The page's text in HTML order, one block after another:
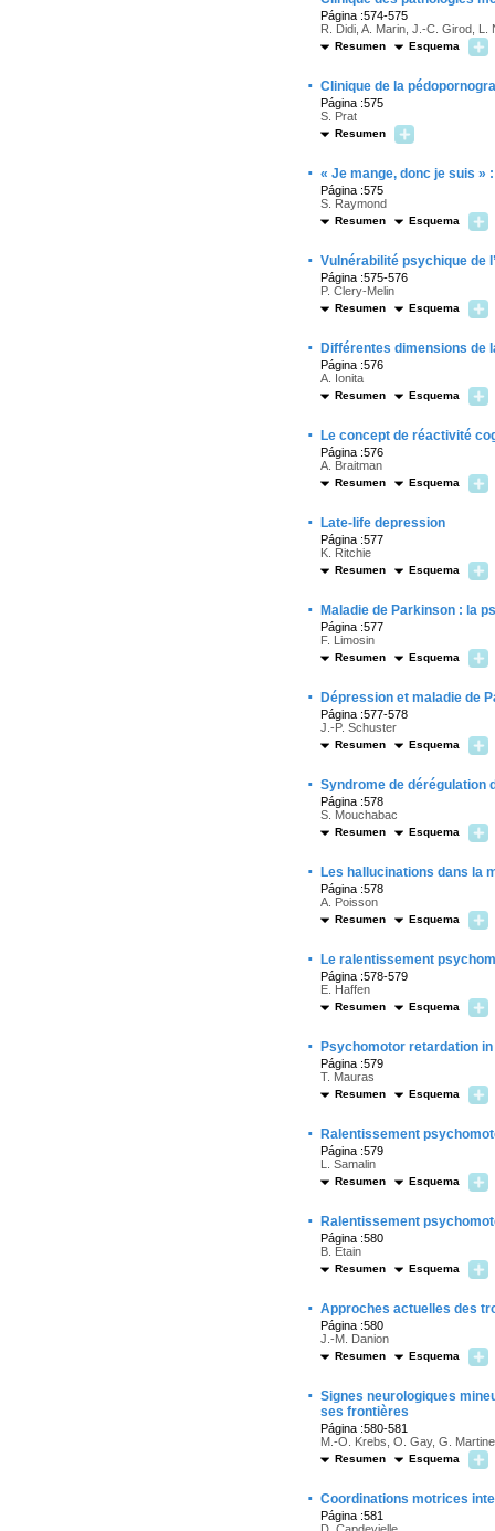
Página :574-575
R. Didi, A. Marin, J.-C. Girod, L.
Resumen Esquema
· Clinique de la
Página :575
S. Prat
Resumen
· « Je mange, donc je suis »
Página :575
S. Raymond
Resumen Esquema
· Vulnérabilité psychique de
Página :575-576
P. Clery-Melin
Resumen Esquema
· Différentes dimensions de
Página :576
A. Ionita
Resumen Esquema
· Le concept de réactivité
Página :576
A. Braitman
Resumen Esquema
· Late-life depression
Página :577
K. Ritchie
Resumen Esquema
· Maladie de Parkinson : la
Página :577
F. Limosin
Resumen Esquema
· Dépression et maladie de
Página :577-578
J.-P. Schuster
Resumen Esquema
· Syndrome de dérégulation
Página :578
S. Mouchabac
Resumen Esquema
· Les hallucinations dans la
Página :578
A. Poisson
Resumen Esquema
· Le ralentissement
Página :578-579
E. Haffen
Resumen Esquema
· Psychomotor retardation
Página :579
T. Mauras
Resumen Esquema
· Ralentissement
Página :579
L. Samalin
Resumen Esquema
· Ralentissement
Página :580
B. Etain
Resumen Esquema
· Approches actuelles des
Página :580
J.-M. Danion
Resumen Esquema
· Signes neurologiques
ses frontières
Página :580-581
M.-O. Krebs, O. Gay, G.
Resumen Esquema
· Coordinations motrices
Página :581